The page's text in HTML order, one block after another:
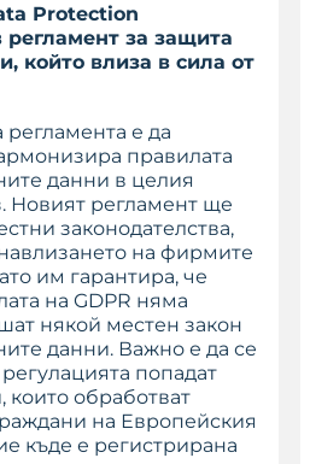
Protection
за защита
който влиза в сила от
е да
правилата
данни в целия
Новият регламент ще
законодателства,
на фирмите
им гарантира, че
на GDPR няма
някой местен закон
данни. Важно е да се
попадат
обработват
на Европейския
къде е регистрирана